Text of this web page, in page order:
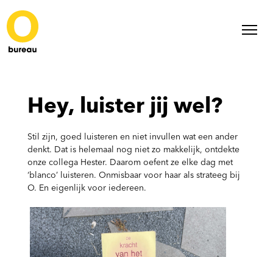
Hey, luister jij wel?
Stil zijn, goed luisteren en niet invullen wat een ander
denkt. Dat is helemaal nog niet zo makkelijk, ontdekte
onze collega Hester. Daarom oefent ze elke dag met
‘blanco’ luisteren. Onmisbaar voor haar als strateeg bij
O. En eigenlijk voor iedereen.